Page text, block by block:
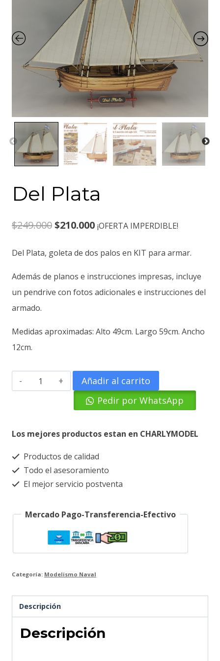
Del Plata
$249.000El
era:
$210.000El
es:
¡OFERTA IMPERDIBLE!
Del Plata, goleta de dos palos en KIT para armar.
Además de planos e instrucciones impresas, incluye
un pendrive con fotos adicionales e instrucciones del
armado.
Medidas aproximadas: Alto 49cm. Largo 59cm. Ancho
12cm.
Del
Plata
Añadir al carrito
Pedir por WhatsApp
Los mejores productos estan en CHARLYMODEL
Productos de calidad
Todo el asesoramiento
El mejor servicio postventa
Mercado Pago-Transferencia-Efectivo
Categoría: Modelismo Naval
Descripción
Descripción